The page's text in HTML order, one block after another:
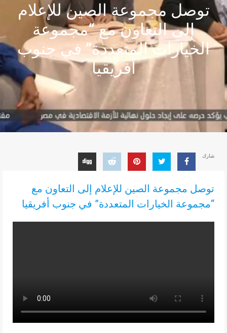
توصل مجموعة الصين للإعلام
إلى التعاون مع “مجموعة
الخيارات المتعددة” في جنوب
أفريقيا
شارك
توصل مجموعة الصين للإعلام إلى التعاون مع
“مجموعة الخيارات المتعددة” في جنوب أفريقيا